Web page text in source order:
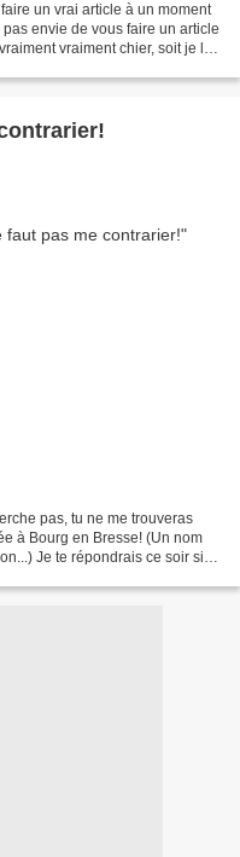
un vrai article à un moment
envie de vous faire un article
vraiment chier, soit je le
pas, tu ne me trouveras
à Bourg en Bresse! (Un nom
Je te répondrais ce soir si je